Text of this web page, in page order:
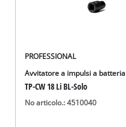
PROFESSIONAL
Avvitatore a impulsi a batteria
TP-CW 18 Li BL-Solo
No articolo.: 4510040